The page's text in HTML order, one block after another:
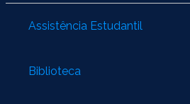
Assistência Estudantil
Biblioteca